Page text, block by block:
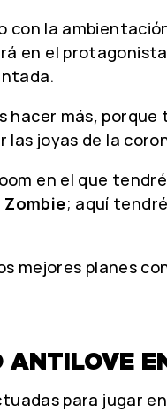
la
en el
más,
joyas de la
en el que
; aquí
mejores planes
ANTILOVE
para jugar